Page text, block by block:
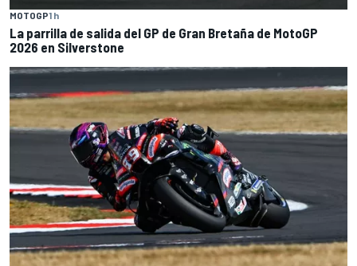
MOTOGP1 h
La parrilla de salida del GP de Gran Bretaña de MotoGP
2026 en Silverstone